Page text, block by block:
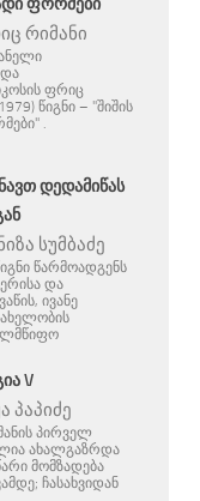
ᲤᲝᲠᲛᲔᲑᲘ
რიმანი
ფრიც
წიგნი – "შიშის
.
ᲓᲔᲓᲐᲛᲘᲬᲐᲡ
სუმბაძე
წარმოადგენს
და
ივანე
V
პაპიძე
პირველ
ახალგაზრდა
მომზადება
ჩასახვიდან